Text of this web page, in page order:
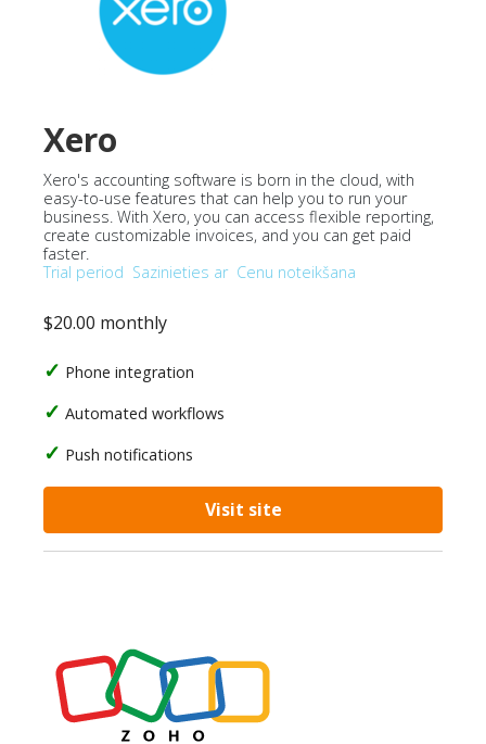
Xero
Xero's accounting software is born in the cloud, with
easy-to-use features that can help you to run your
business. With Xero, you can access flexible reporting,
create customizable invoices, and you can get paid
faster.
Trial period Sazinieties ar Cenu noteikšana
$20.00 monthly
Phone integration
Automated workflows
Push notifications
Visit site